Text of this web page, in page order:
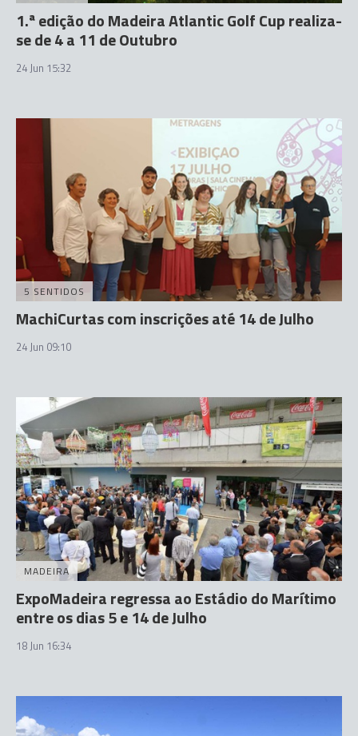
1.ª edição do Madeira Atlantic Golf Cup realiza-
se de 4 a 11 de Outubro
24 Jun 15:32
5 SENTIDOS
MachiCurtas com inscrições até 14 de Julho
24 Jun 09:10
MADEIRA
ExpoMadeira regressa ao Estádio do Marítimo
entre os dias 5 e 14 de Julho
18 Jun 16:34